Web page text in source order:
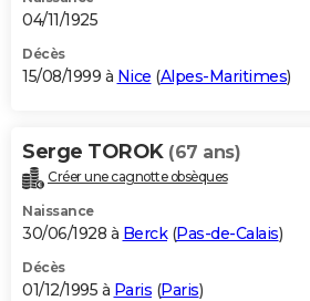
04/11/1925
Décès
15/08/1999 à Nice (Alpes-Maritimes)
Serge TOROK (67 ans)
Créer une cagnotte obsèques
Naissance
30/06/1928 à Berck(Pas-de-Calais)
Décès
01/12/1995 à Paris (Paris)